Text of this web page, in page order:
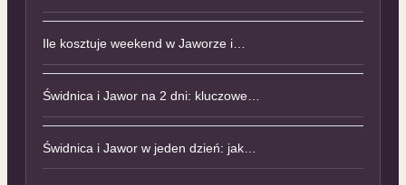
Ile kosztuje weekend w Jaworze i…
Świdnica i Jawor na 2 dni: kluczowe…
Świdnica i Jawor w jeden dzień: jak…